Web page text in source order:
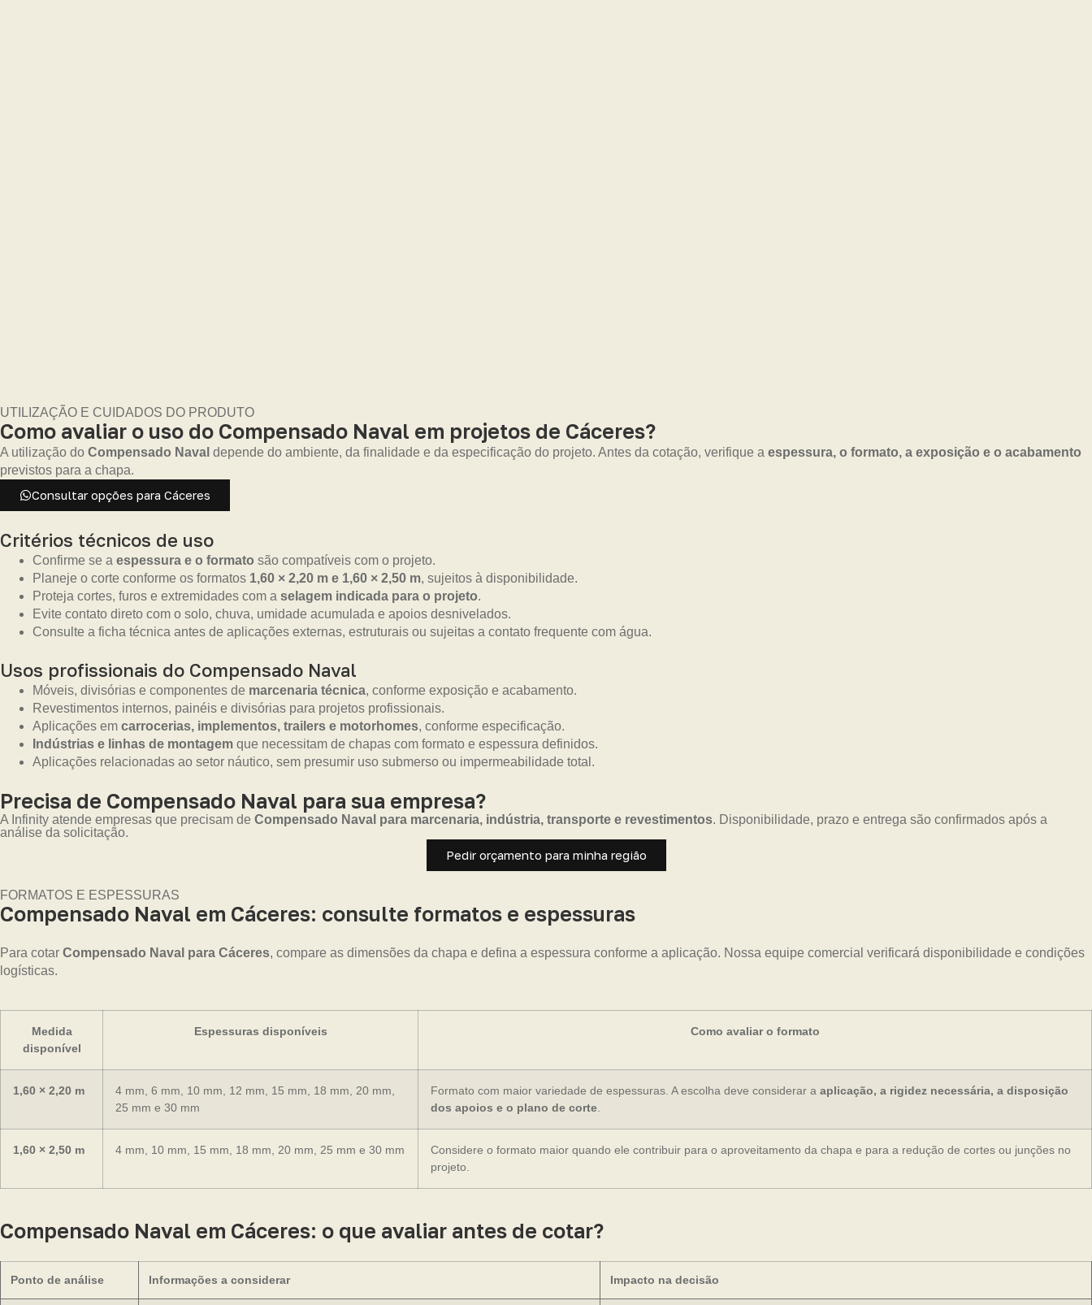
UTILIZAÇÃO E CUIDADOS DO PRODUTO
Como avaliar o uso do Compensado Naval em projetos de Cáceres?
A utilização do Compensado Naval depende do ambiente, da finalidade e da especificação do projeto. Antes da cotação, verifique a espessura, o formato, a exposição e o acabamento
previstos para a chapa.
Consultar opções para Cáceres
Critérios técnicos de uso
Confirme se a espessura e o formato são compatíveis com o projeto.
Planeje o corte conforme os formatos 1,60 × 2,20 m e 1,60 × 2,50 m, sujeitos à disponibilidade.
Proteja cortes, furos e extremidades com a selagem indicada para o projeto.
Evite contato direto com o solo, chuva, umidade acumulada e apoios desnivelados.
Consulte a ficha técnica antes de aplicações externas, estruturais ou sujeitas a contato frequente com água.
Usos profissionais do Compensado Naval
Móveis, divisórias e componentes de marcenaria técnica, conforme exposição e acabamento.
Revestimentos internos, painéis e divisórias para projetos profissionais.
Aplicações em carrocerias, implementos, trailers e motorhomes, conforme especificação.
Indústrias e linhas de montagem que necessitam de chapas com formato e espessura definidos.
Aplicações relacionadas ao setor náutico, sem presumir uso submerso ou impermeabilidade total.
Precisa de Compensado Naval para sua empresa?
A Infinity atende empresas que precisam de Compensado Naval para marcenaria, indústria, transporte e revestimentos. Disponibilidade, prazo e entrega são confirmados após a
análise da solicitação.
Pedir orçamento para minha região
FORMATOS E ESPESSURAS
Compensado Naval em Cáceres: consulte formatos e espessuras
Para cotar Compensado Naval para Cáceres, compare as dimensões da chapa e defina a espessura conforme a aplicação. Nossa equipe comercial verificará disponibilidade e condições
logísticas.
Medida
disponível
Espessuras disponíveis Como avaliar o formato
1,60 × 2,20 m
4 mm, 6 mm, 10 mm, 12 mm, 15 mm, 18 mm, 20 mm,
25 mm e 30 mm
Formato com maior variedade de espessuras. A escolha deve considerar a aplicação, a rigidez necessária, a disposição
dos apoios e o plano de corte
1,60 × 2,50 m 4 mm, 10 mm, 15 mm, 18 mm, 20 mm, 25 mm e 30 mm
Considere o formato maior quando ele contribuir para o aproveitamento da chapa e para a redução de cortes ou junções no
projeto.
Compensado Naval em Cáceres: o que avaliar antes de cotar?
Ponto de análise Informações a considerar Impacto na decisão